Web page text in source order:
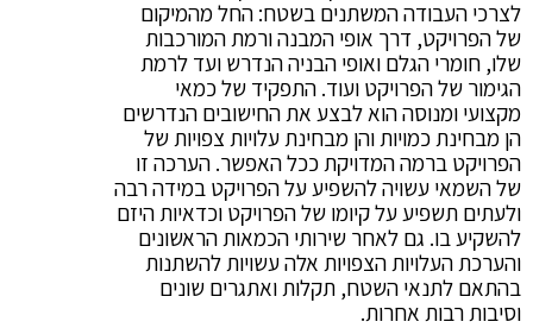
לצרכי העבודה המשתנים בשטח: החל מהמיקום
של הפרויקט, דרך אופי המבנה ורמת המורכבות
שלו, חומרי הגלם ואופי הבניה הנדרש ועד לרמת
הגימור של הפרויקט ועוד. התפקיד של כמאי
מקצועי ומנוסה הוא לבצע את החישובים הנדרשים
הן מבחינת כמויות והן מבחינת עלויות צפויות של
הפרויקט ברמה המדויקת ככל האפשר. הערכה זו
של השמאי עשויה להשפיע על הפרויקט במידה רבה
ולעתים תשפיע על קיומו של הפרויקט וכדאיות היזם
להשקיע בו. גם לאחר שירותי הכמאות הראשונים
והערכת העלויות הצפויות אלה עשויות להשתנות
בהתאם לתנאי השטח, תקלות ואתגרים שונים
וסיבות רבות אחרות.